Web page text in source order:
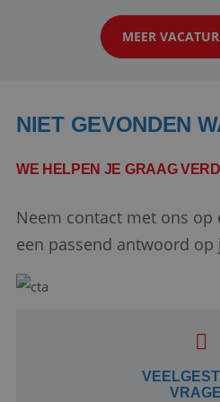
klanten te overtuigen om
boeken! ...
MEER
NIET GEVONDEN
WE HELPEN JE GRAAG
Neem contact met ons op
een passend antwoord op
Google